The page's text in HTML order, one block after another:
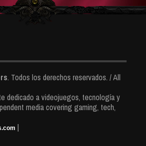
. Todos los derechos reservados. / All
dedicado a videojuegos, tecnología y
media covering gaming, tech,
|